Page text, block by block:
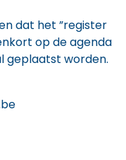
dat het ”register
op de agenda
geplaatst worden.